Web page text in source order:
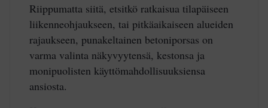
Riippumatta siitä, etsitkö ratkaisua tilapäiseen
liikenneohjaukseen, tai pitkäaikaiseen alueiden
rajaukseen, punakeltainen betoniporsas on
varma valinta näkyvyytensä, kestonsa ja
monipuolisten käyttömahdollisuuksiensa
ansiosta.